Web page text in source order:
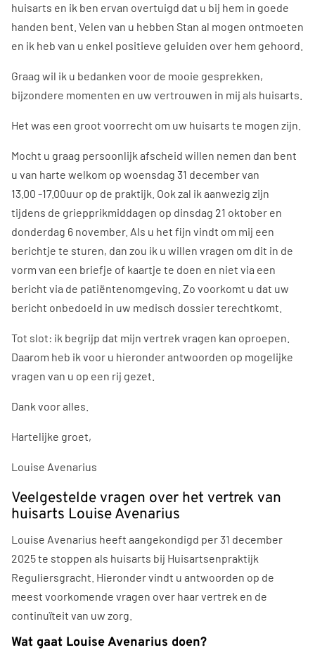
huisarts en ik ben ervan overtuigd dat u bij hem in goede
handen bent. Velen van u hebben Stan al mogen ontmoeten
en ik heb van u enkel positieve geluiden over hem gehoord.
Graag wil ik u bedanken voor de mooie gesprekken,
bijzondere momenten en uw vertrouwen in mij als huisarts.
Het was een groot voorrecht om uw huisarts te mogen zijn.
Mocht u graag persoonlijk afscheid willen nemen dan bent
u van harte welkom op woensdag 31 december van
13.00 -17.00uur op de praktijk. Ook zal ik aanwezig zijn
tijdens de griepprikmiddagen op dinsdag 21 oktober en
donderdag 6 november. Als u het fijn vindt om mij een
berichtje te sturen, dan zou ik u willen vragen om dit in de
vorm van een briefje of kaartje te doen en niet via een
bericht via de patiëntenomgeving. Zo voorkomt u dat uw
bericht onbedoeld in uw medisch dossier terechtkomt.
Tot slot: ik begrijp dat mijn vertrek vragen kan oproepen.
Daarom heb ik voor u hieronder antwoorden op mogelijke
vragen van u op een rij gezet.
Dank voor alles.
Hartelijke groet,
Louise Avenarius
Veelgestelde vragen over het vertrek van
huisarts Louise Avenarius
Louise Avenarius heeft aangekondigd per 31 december
2025 te stoppen als huisarts bij Huisartsenpraktijk
Reguliersgracht. Hieronder vindt u antwoorden op de
meest voorkomende vragen over haar vertrek en de
continuïteit van uw zorg.
Wat gaat Louise Avenarius doen?